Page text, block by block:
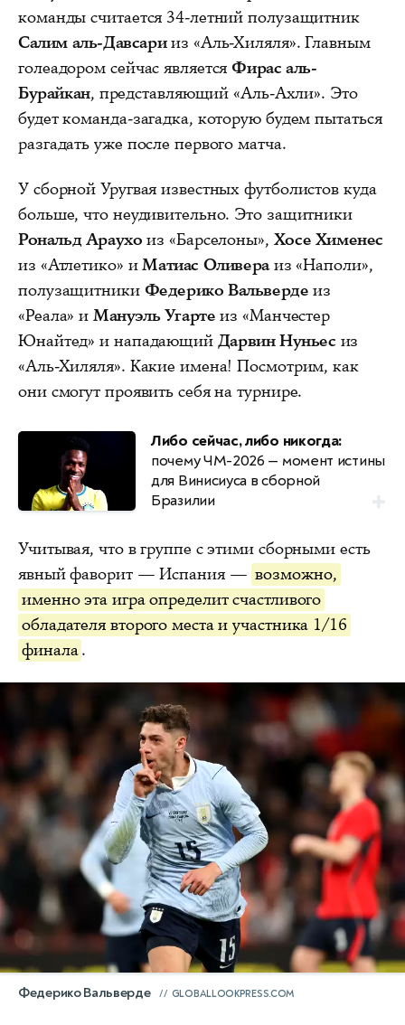
команды считается 34-летний полузащитник
Салим аль-Давсарииз «Аль-Хиляля». Главным
голеадором сейчас является Фирас аль-
Бурайкан, представляющий «Аль-Ахли». Это
будет команда-загадка, которую будем пытаться
разгадать уже после первого матча.
У сборной Уругвая известных футболистов куда
больше, что неудивительно. Это защитники
Рональд Араухо из «Барселоны», Хосе Хименес
из «Атлетико» иМатиас Оливераиз «Наполи»,
полузащитники Федерико Вальверде из
«Реала» иМануэль Угарте из «Манчестер
Юнайтед» и нападающий Дарвин Нуньес из
«Аль-Хиляля». Какие имена! Посмотрим, как
они смогут проявить себя на турнире.
Либо сейчас, либо никогда:
почему ЧМ-2026 — момент истины
для Винисиуса в сборной
Бразилии
Учитывая, что в группе с этими сборными есть
явный фаворит — Испания — возможно,
именно эта игра определит счастливого
обладателя второго места и участника 1/16
финала.
Федерико Вальверде GLOBALLOOKPRESS.COM